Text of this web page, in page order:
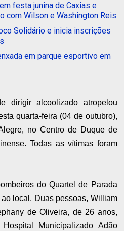
festa junina de Caxias e
com Wilson e Washington Reis
Solidário e inicia inscrições
em parque esportivo em
dirigir alcoolizado atropelou
quarta-feira (04 de outubro),
no Centro de Duque de
Todas as vítimas foram
do Quartel de Parada
local. Duas pessoas, William
de Oliveira, de 26 anos,
Hospital Municipalizado Adão